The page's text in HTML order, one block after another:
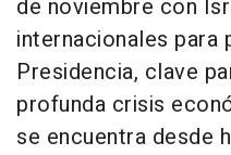
de noviembre con
internacionales para
Presidencia, clave
profunda crisis
se encuentra desde